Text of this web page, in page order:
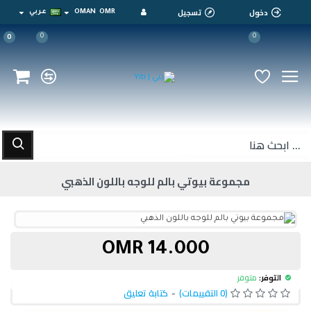
دخول تسجيل OMR
OMAN عربي
0
0
0
مجموعة بيوتي بالم للوجه باللون الذهبي
التوفر: متوفر
(0 التقييمات) - كتابة تعليق
14.000 OMR